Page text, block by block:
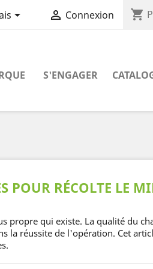
  Connexion shopping_cart
S'ENGAGER
POUR RÉCOLTE LE
propre qui existe. La qualité du
la réussite de l'opération. Cet